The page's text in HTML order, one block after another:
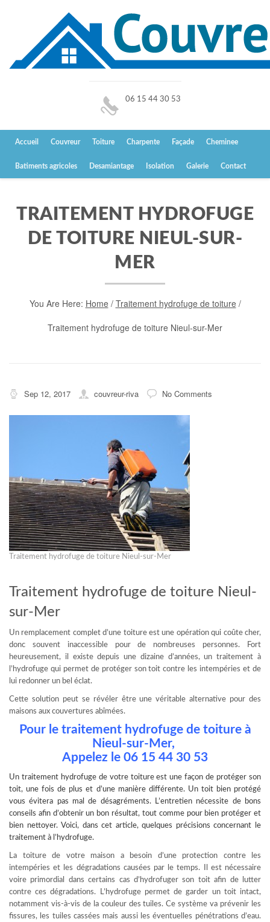
06 15 44 30 53
Accueil Couvreur Toiture Charpente Façade Cheminee
Batiments agricoles Desamiantage Isolation Galerie Contact
TRAITEMENT HYDROFUGE
DE TOITURE NIEUL-SUR-
MER
You Are Here: Home/ Traitement hydrofuge de toiture/
Traitement hydrofuge de toiture Nieul-sur-Mer
Sep 12, 2017 couvreur-riva No Comments
Traitement hydrofuge de toiture Nieul-sur-Mer
Traitement hydrofuge de toiture Nieul-
sur-Mer
Un remplacement complet d’une toiture est une opération qui coûte cher,
donc souvent inaccessible pour de nombreuses personnes. Fort
heureusement, il existe depuis une dizaine d’années, un traitement à
l’hydrofuge qui permet de protéger son toit contre les intempéries et de
lui redonner un bel éclat.
Cette solution peut se révéler être une véritable alternative pour des
maisons aux couvertures abîmées.
Pour le traitement hydrofuge de toiture à
Nieul-sur-Mer,
Appelez le 06 15 44 30 53
Un traitement hydrofugede votre toiture est une façon de protéger son
toit, une fois de plus et d’une manière différente. Un toit bien protégé
vous évitera pas mal de désagréments. L’entretien nécessite de bons
conseils afin d’obtenir un bon résultat, tout comme pour bien protéger et
bien nettoyer. Voici, dans cet article, quelques précisions concernant le
traitement à l’hydrofuge.
La toiture de votre maison a besoin d’une protection contre les
intempéries et les dégradations causées par le temps. Il est nécessaire
voire primordial dans certains cas d’hydrofuger son toit afin de lutter
contre ces dégradations. L’hydrofuge permet de garder un toit intact,
notamment vis-à-vis de la couleur des tuiles. Ce système va prévenir les
fissures, les tuiles cassées mais aussi les éventuelles pénétrations d’eau.